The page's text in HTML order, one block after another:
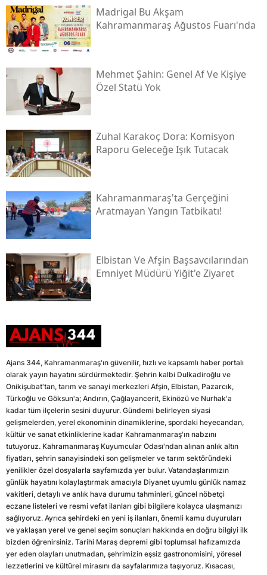
Madrigal Bu Akşam
Kahramanmaraş Ağustos Fuarı'nda
Mehmet Şahin: Genel Af Ve Kişiye
Özel Statü Yok
Zuhal Karakoç Dora: Komisyon
Raporu Geleceğe Işık Tutacak
Kahramanmaraş'ta Gerçeğini
Aratmayan Yangın Tatbikatı!
Elbistan Ve Afşin Başsavcılarından
Emniyet Müdürü Yiğit'e Ziyaret
Ajans 344, Kahramanmaraş'ın güvenilir, hızlı ve kapsamlı haber portalı
olarak yayın hayatını sürdürmektedir. Şehrin kalbi Dulkadiroğlu ve
Onikişubat'tan, tarım ve sanayi merkezleri Afşin, Elbistan, Pazarcık,
Türkoğlu ve Göksun'a; Andırın, Çağlayancerit, Ekinözü ve Nurhak'a
kadar tüm ilçelerin sesini duyurur. Gündemi belirleyen siyasi
gelişmelerden, yerel ekonominin dinamiklerine, spordaki heyecandan,
kültür ve sanat etkinliklerine kadar Kahramanmaraş'ın nabzını
tutuyoruz. Kahramanmaraş Kuyumcular Odası'ndan alınan anlık altın
fiyatları, şehrin sanayisindeki son gelişmeler ve tarım sektöründeki
yenilikler özel dosyalarla sayfamızda yer bulur. Vatandaşlarımızın
günlük hayatını kolaylaştırmak amacıyla Diyanet uyumlu günlük namaz
vakitleri, detaylı ve anlık hava durumu tahminleri, güncel nöbetçi
eczane listeleri ve resmi vefat ilanları gibi bilgilere kolayca ulaşmanızı
sağlıyoruz. Ayrıca şehirdeki en yeni iş ilanları, önemli kamu duyuruları
ve yaklaşan yerel ve genel seçim sonuçları hakkında en doğru bilgiyi ilk
bizden öğrenirsiniz. Tarihi Maraş depremi gibi toplumsal hafızamızda
yer eden olayları unutmadan, şehrimizin eşsiz gastronomisini, yöresel
lezzetlerini ve kültürel mirasını da sayfalarımıza taşıyoruz. Kısacası,